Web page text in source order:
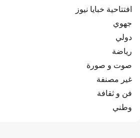
افتتاحية خبايا نيوز
جهوي
دولي
رياضة
صوت و صورة
غير مصنفة
فن و ثقافة
وطني